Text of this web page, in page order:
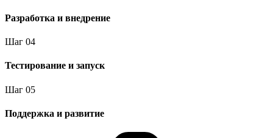
Разработка и внедрение
Шаг 04
Тестирование и запуск
Шаг 05
Поддержка и развитие